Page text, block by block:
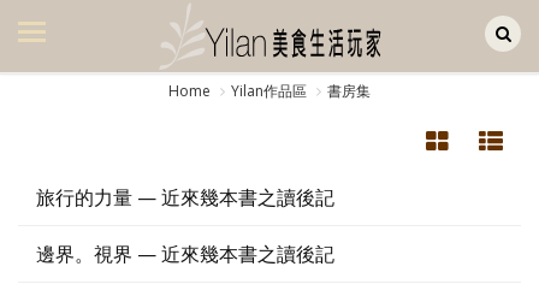
美食集
旅遊美食集
Home Yilan作品區 書房集
旅行的力量 — 近來幾本書之讀後記
邊界。視界 — 近來幾本書之讀後記